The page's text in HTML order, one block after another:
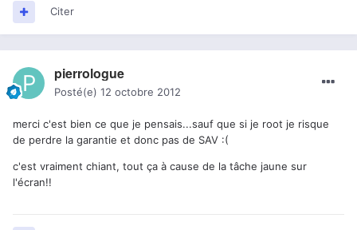
Citer
pierrologue
Posté(e) 12 octobre 2012
merci c'est bien ce que je pensais...sauf que si je root je risque
de perdre la garantie et donc pas de SAV :(
c'est vraiment chiant, tout ça à cause de la tâche jaune sur
l'écran!!